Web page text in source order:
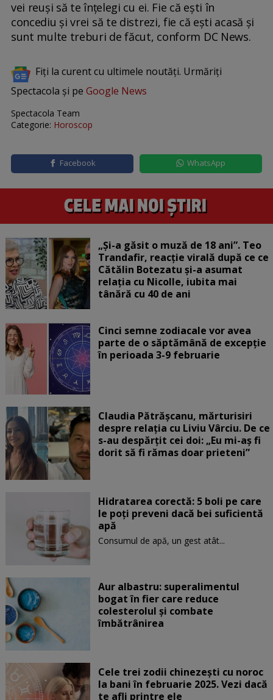
vei reuși să te înțelegi cu ei. Fie că ești în
concediu și vrei să te distrezi, fie că ești acasă și
sunt multe treburi de făcut, conform DC News.
Fiți la curent cu ultimele noutăți. Urmăriți
Spectacola și pe Google News
Spectacola Team
Categorie: Horoscop
Facebook WhatsApp
„Și-a găsit o muză de 18 ani”. Teo
Trandafir, reacție virală după ce ce
Cătălin Botezatu și-a asumat
relația cu Nicolle, iubita mai
tânără cu 40 de ani
Cinci semne zodiacale vor avea
parte de o săptămână de excepție
în perioada 3-9 februarie
Claudia Pătrășcanu, mărturisiri
despre relația cu Liviu Vârciu. De ce
s-au despărțit cei doi: „Eu mi-aș fi
dorit să fi rămas doar prieteni”
Hidratarea corectă: 5 boli pe care
le poți preveni dacă bei suficientă
apă
Consumul de apă, un gest atât...
Aur albastru: superalimentul
bogat în fier care reduce
colesterolul și combate
îmbătrânirea
Cele trei zodii chinezești cu noroc
la bani în februarie 2025. Vezi dacă
te afli printre ele